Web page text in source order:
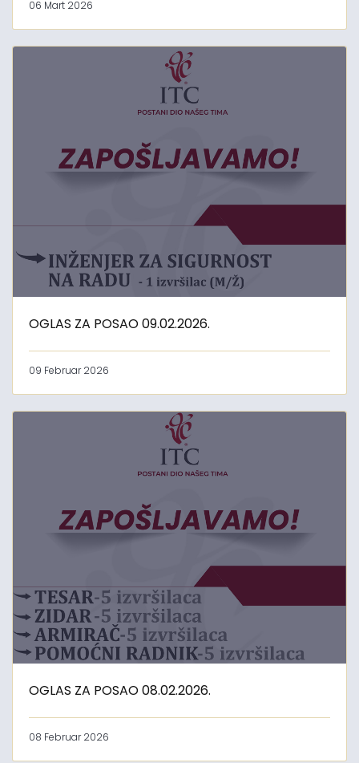
06 Mart 2026
OGLAS ZA POSAO 09.02.2026.
09 Februar 2026
OGLAS ZA POSAO 08.02.2026.
08 Februar 2026